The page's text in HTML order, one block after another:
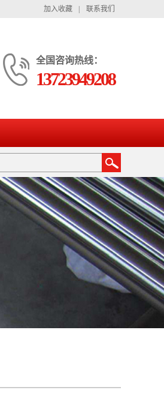
加入收藏 联系我们
全国咨询热线：
13723949208